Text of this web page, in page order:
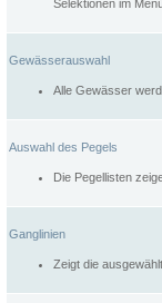
Selektionen im
Gewässerauswahl
Alle Gewässer
Auswahl des Pegels
Die Pegellisten
Ganglinien
Zeigt die